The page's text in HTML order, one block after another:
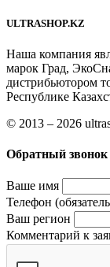
ULTRASHOP.KZ
Наша компания
марок Град,
дистрибьютором
Республике
© 2013 – 2026
Обратный звонок
Ваше имя
Телефон
Ваш регион
Комментарий к